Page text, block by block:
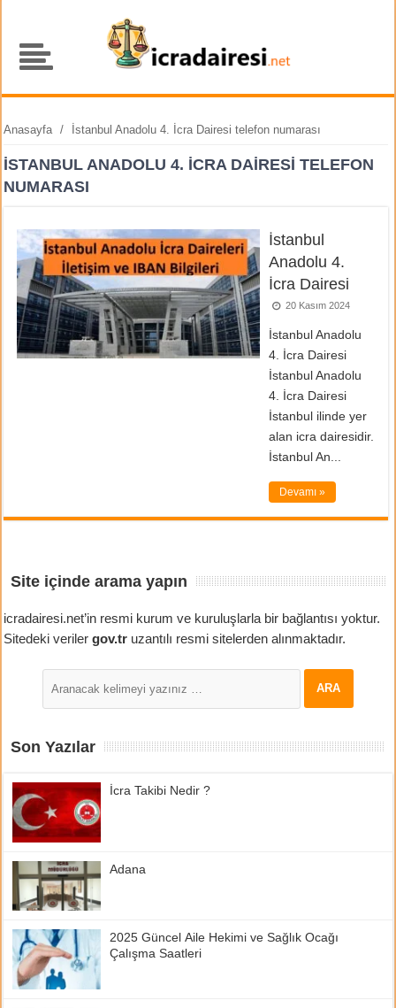
Anasayfa / İstanbul Anadolu 4. İcra Dairesi telefon numarası
İSTANBUL ANADOLU 4. İCRA DAIRESI TELEFON
NUMARASI
İstanbul
Anadolu 4.
İcra Dairesi
20 Kasım 2024
İstanbul Anadolu
4. İcra Dairesi
İstanbul Anadolu
4. İcra Dairesi
İstanbul ilinde yer
alan icra dairesidir.
İstanbul An...
Devamı »
Site içinde arama yapın
icradairesi.net’in resmi kurum ve kuruluşlarla bir bağlantısı yoktur.
Sitedeki verilergov.tr uzantılı resmi sitelerden alınmaktadır.
Son Yazılar
İcra Takibi Nedir ?
Adana
2025 Güncel Aile Hekimi ve Sağlık Ocağı
Çalışma Saatleri